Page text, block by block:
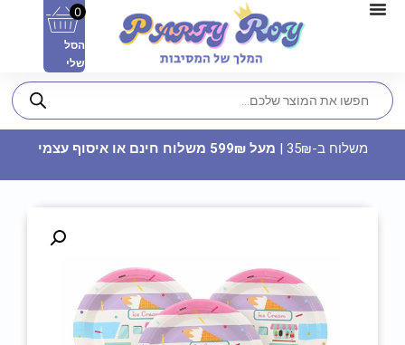
מפת שולחן - סמי הכבאי
14.90₪
0
הסל
שלי
משלוח ב-35₪ | מעל 599₪ משלוח חינם או איסוף עצמי